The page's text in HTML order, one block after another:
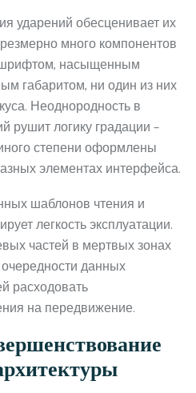
ударений обесценивает их
много компонентов
насыщенным
габаритом, ни один из них
Неоднородность в
рушит логику градации –
степени оформлены
элементах интерфейса.
шаблонов чтения и
легкость эксплуатации.
частей в мертвых зонах
данных
расходовать
на передвижение.